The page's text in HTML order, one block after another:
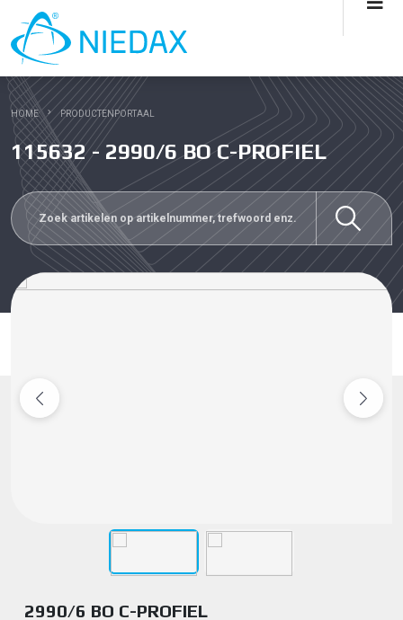
HOME PRODUCTENPORTAAL
115632 - 2990/6 BO C-PROFIEL
2990/6 BO C-PROFIEL